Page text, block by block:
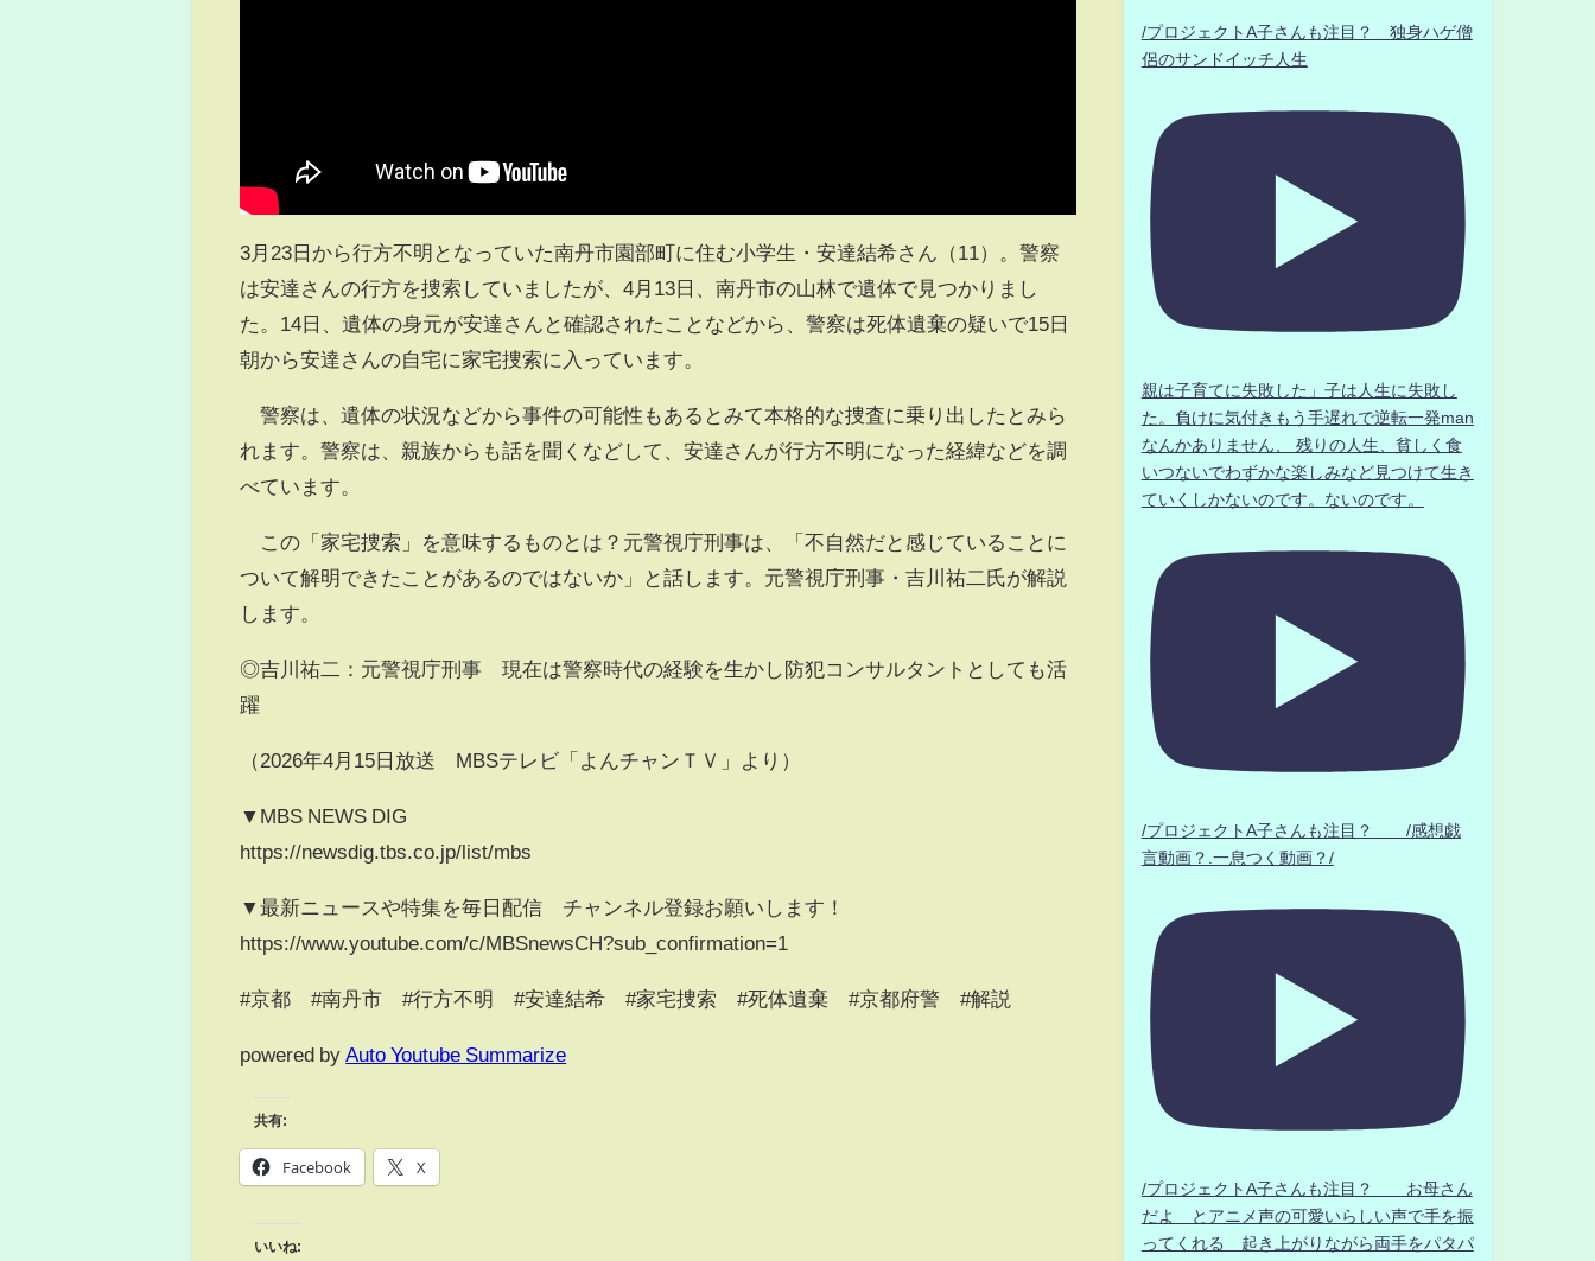
3月23日から行方不明となっていた南丹市園部町に住む小学生・安達結希さん（11）。警察
は安達さんの行方を捜索していましたが、4月13日、南丹市の山林で遺体で見つかりまし
た。14日、遺体の身元が安達さんと確認されたことなどから、警察は死体遺棄の疑いで15日
朝から安達さんの自宅に家宅捜索に入っています。
警察は、遺体の状況などから事件の可能性もあるとみて本格的な捜査に乗り出したとみら
れます。警察は、親族からも話を聞くなどして、安達さんが行方不明になった経緯などを調
べています。
この「家宅捜索」を意味するものとは？元警視庁刑事は、「不自然だと感じていることに
ついて解明できたことがあるのではないか」と話します。元警視庁刑事・吉川祐二氏が解説
します。
◎吉川祐二：元警視庁刑事 現在は警察時代の経験を生かし防犯コンサルタントとしても活
躍
（2026年4月15日放送 MBSテレビ「よんチャンＴＶ」より）
▼MBS NEWS DIG
https://newsdig.tbs.co.jp/list/mbs
▼最新ニュースや特集を毎日配信 チャンネル登録お願いします！
https://www.youtube.com/c/MBSnewsCH?sub_confirmation=1
#京都 #南丹市 #行方不明 #安達結希 #家宅捜索 #死体遺棄 #京都府警 #解説
powered by Auto Youtube Summarize
共有:
Facebook X
いいね:
/プロジェクトA子さんも注目？ 独身ハゲ僧
侶のサンドイッチ人生
親は子育てに失敗した」子は人生に失敗し
た。負けに気付きもう手遅れで逆転一発man
なんかありません、 残りの人生、貧しく食
いつないでわずかな楽しみなど見つけて生き
ていくしかないのです。ないのです。
/プロジェクトA子さんも注目？ /感想戯
言動画？.一息つく動画？/
/プロジェクトA子さんも注目？ お母さん
だよ とアニメ声の可愛いらしい声で手を振
ってくれる 起き上がりながら両手をパタパ